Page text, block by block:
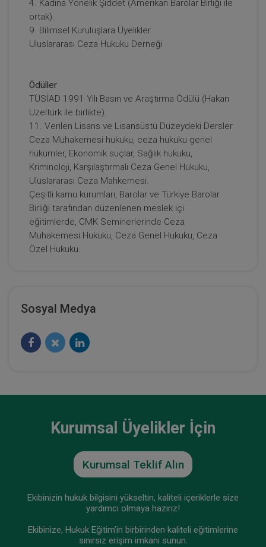
4. Kadına Yönelik Şiddet (Amerikan Barolar Birliği ile
ortak).
9. Bilimsel Kuruluşlara Üyelikler
Uluslararası Ceza Hukuku Derneği
Ödüller
TÜSİAD 1991 Yılı Basın ve Araştırma Ödülü (Hakan
Uzeltürk ile birlikte).
11. Verilen Lisans ve Lisansüstü Düzeydeki Dersler
Ceza Muhakemesi hukuku, ceza hukuku genel
hükümler, Ekonomik suçlar, Sağlık hukuku,
Kriminoloji, Karşılaştırmalı Ceza Genel Hukuku,
Uluslararası Ceza Mahkemesi.
Çeşitli kamu kurumları, Barolar ve Türkiye Barolar
Birliği tarafından düzenlenen meslek içi
eğitimlerde, CMK Seminerlerinde Ceza
Muhakemesi Hukuku, Ceza Genel Hukuku, Ceza
Özel Hukuku.
Sosyal Medya
Kurumsal Üyelikler İçin
Kurumsal Teklif Alın
Ekibinizin hukuk bilgisini yükseltin, kaliteli içeriklerle size
yardımcı olmaya hazırız!
Ekibinize, Hukuk Eğitim’in birbirinden kaliteli eğitimlerine
sınırsız erişim imkanı sunun.